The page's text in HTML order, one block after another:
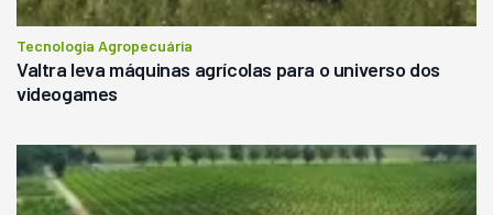
Tecnologia Agropecuária
Valtra leva máquinas agrícolas para o universo dos
videogames